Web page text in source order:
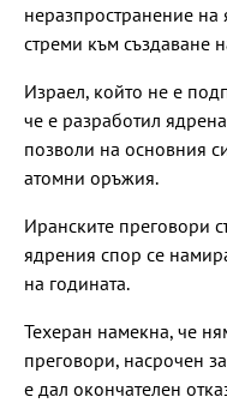
неразпространение
стреми към създаване
Израел, който не е
че е разработил
позволи на основния
атомни оръжия.
Иранските преговори
ядрения спор се
на годината.
Техеран намекна, че
преговори, насрочен
е дал окончателен